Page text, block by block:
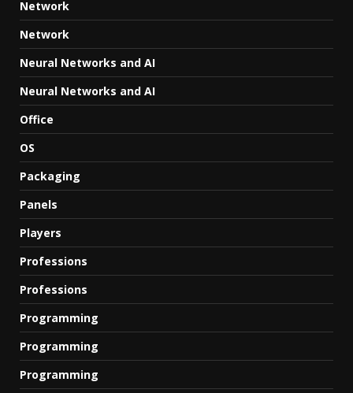
Network
Network
Neural Networks and AI
Neural Networks and AI
Office
OS
Packaging
Panels
Players
Professions
Professions
Programming
Programming
Programming